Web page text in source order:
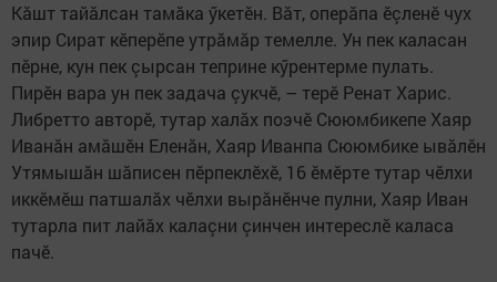
Кăшт тайăлсан тамăка ӳкетӗн. Вăт, оперăпа ӗçленӗ чух
эпир Сират кӗперӗпе утрăмăр темелле. Ун пек каласан
пӗрне, кун пек çырсан теприне кӳрентерме пулать.
Пирӗн вара ун пек задача çукчӗ, – терӗ Ренат Харис.
Либретто авторӗ, тутар халăх поэчӗ Сююмбикепе Хаяр
Иванăн амăшӗн Еленăн, Хаяр Иванпа Сююмбике ывăлӗн
Утямышăн шăписен пӗрпеклӗхӗ, 16 ӗмӗрте тутар чӗлхи
иккӗмӗш патшалăх чӗлхи вырăнӗнче пулни, Хаяр Иван
тутарла пит лайăх калаçни çинчен интереслӗ каласа
пачӗ.